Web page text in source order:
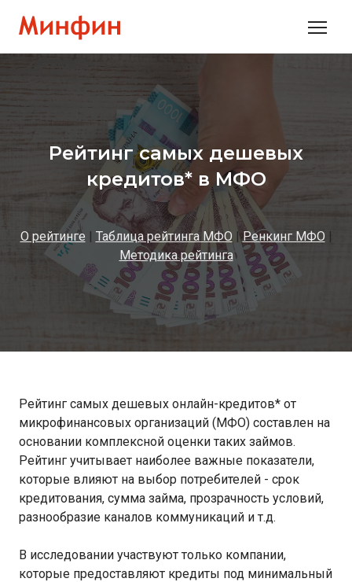
Рейтинг самых дешевых
кредитов* в МФО
О рейтинге | Таблица рейтинга МФО | Ренкинг МФО |
Методика рейтинга
Рейтинг самых дешевых онлайн-кредитов* от
микрофинансовых организаций (МФО) составлен на
основании комплексной оценки таких займов.
Рейтинг учитывает наиболее важные показатели,
которые влияют на выбор потребителей - срок
кредитования, сумма займа, прозрачность условий,
разнообразие каналов коммуникаций и т.д.
В исследовании участвуют только компании,
которые предоставляют кредиты под минимальный